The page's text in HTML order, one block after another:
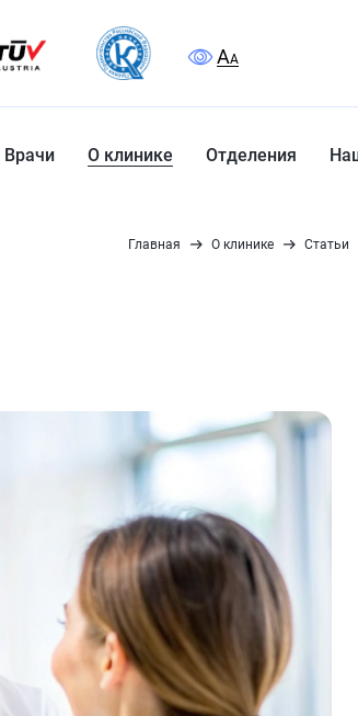
AA
Врачи О клинике Отделения
Главная О клинике Статьи